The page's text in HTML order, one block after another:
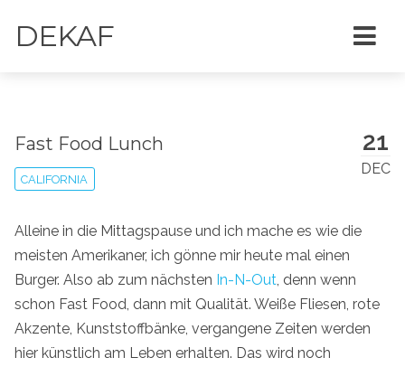
DEKAF
21
DEC
Fast Food Lunch
CALIFORNIA
Alleine in die Mittagspause und ich mache es wie die
meisten Amerikaner, ich gönne mir heute mal einen
Burger. Also ab zum nächsten In-N-Out , denn wenn
schon Fast Food, dann mit Qualität. Weiße Fliesen, rote
Akzente, Kunststoffbänke, vergangene Zeiten werden
hier künstlich am Leben erhalten. Das wird noch